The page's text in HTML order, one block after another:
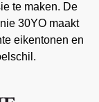
te maken. De
30YO maakt
eikentonen en